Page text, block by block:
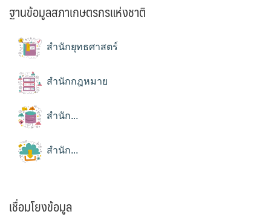
ฐานข้อมูลสภาเกษตรกรแห่งชาติ
สำนักยุทธศาสตร์
สำนักกฎหมาย
สำนัก...
สำนัก...
เชื่อมโยงข้อมูล